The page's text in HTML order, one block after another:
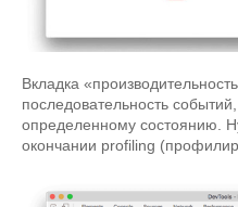
Вкладка
последовательность
определенному состоянию.
окончании profiling